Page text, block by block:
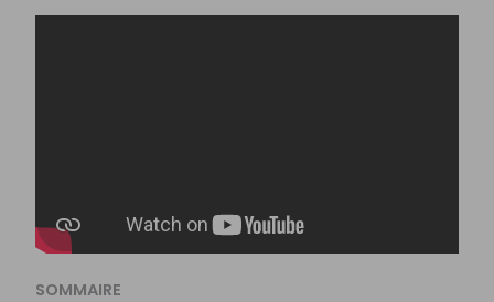
SOMMAIRE